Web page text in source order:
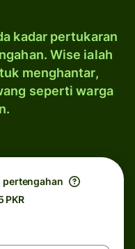
kadar pertukaran
Wise ialah
menghantar,
seperti warga
pertengahan
PKR